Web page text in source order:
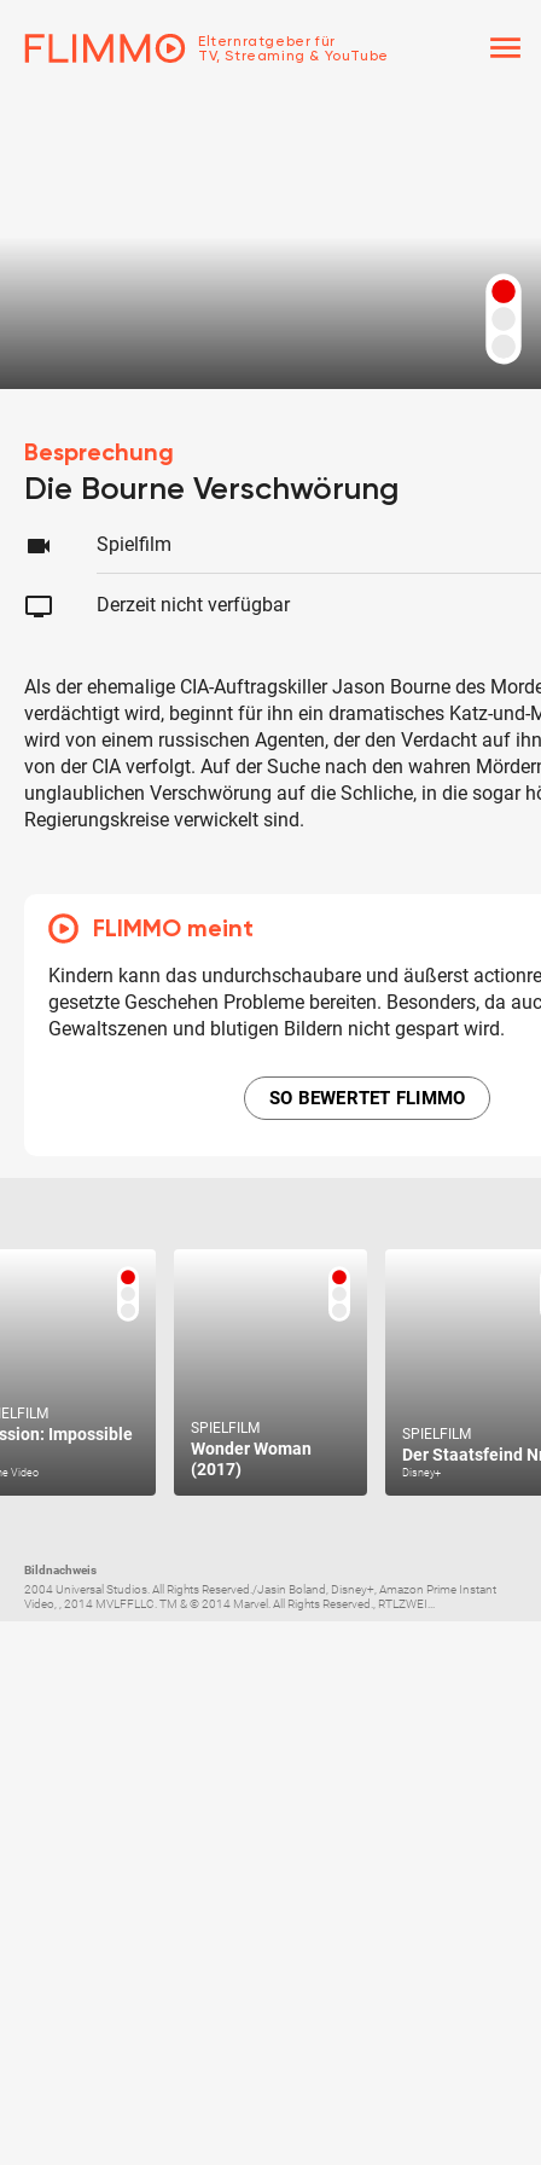
Elternratgeber für
TV, Streaming & YouTube
menu
Besprechung
Die Bourne Verschwörung
videocam Spielfilm
tv Derzeit nicht verfügbar
Als der ehemalige CIA-Auftragskiller Jason Bourne des
verdächtigt wird, beginnt für ihn ein dramatisches Katz-und-
wird von einem russischen Agenten, der den Verdacht auf
von der CIA verfolgt. Auf der Suche nach den wahren
unglaublichen Verschwörung auf die Schliche, in die sogar
Regierungskreise verwickelt sind.
FLIMMO meint
Kindern kann das undurchschaubare und äußerst
gesetzte Geschehen Probleme bereiten. Besonders, da
Gewaltszenen und blutigen Bildern nicht gespart wird.
SO BEWERTET FLIMMO
Impossible
Video
SPIELFILM
Wonder Woman
(2017)
SPIELFILM
Der Staatsfeind
Disney+
Bildnachweis
2004 Universal Studios. All Rights Reserved./Jasin Boland, Disney+, Amazon Prime Instant
Video, , 2014 MVLFFLLC. TM & © 2014 Marvel. All Rights Reserved., RTLZWEI...